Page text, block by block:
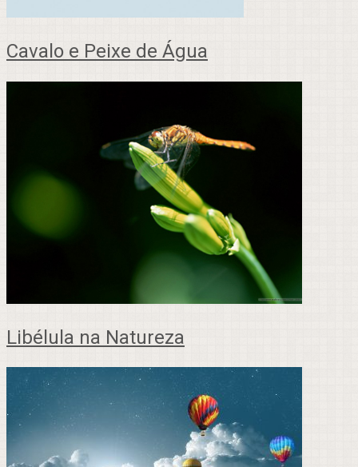
Cavalo e Peixe de Água
Libélula na Natureza